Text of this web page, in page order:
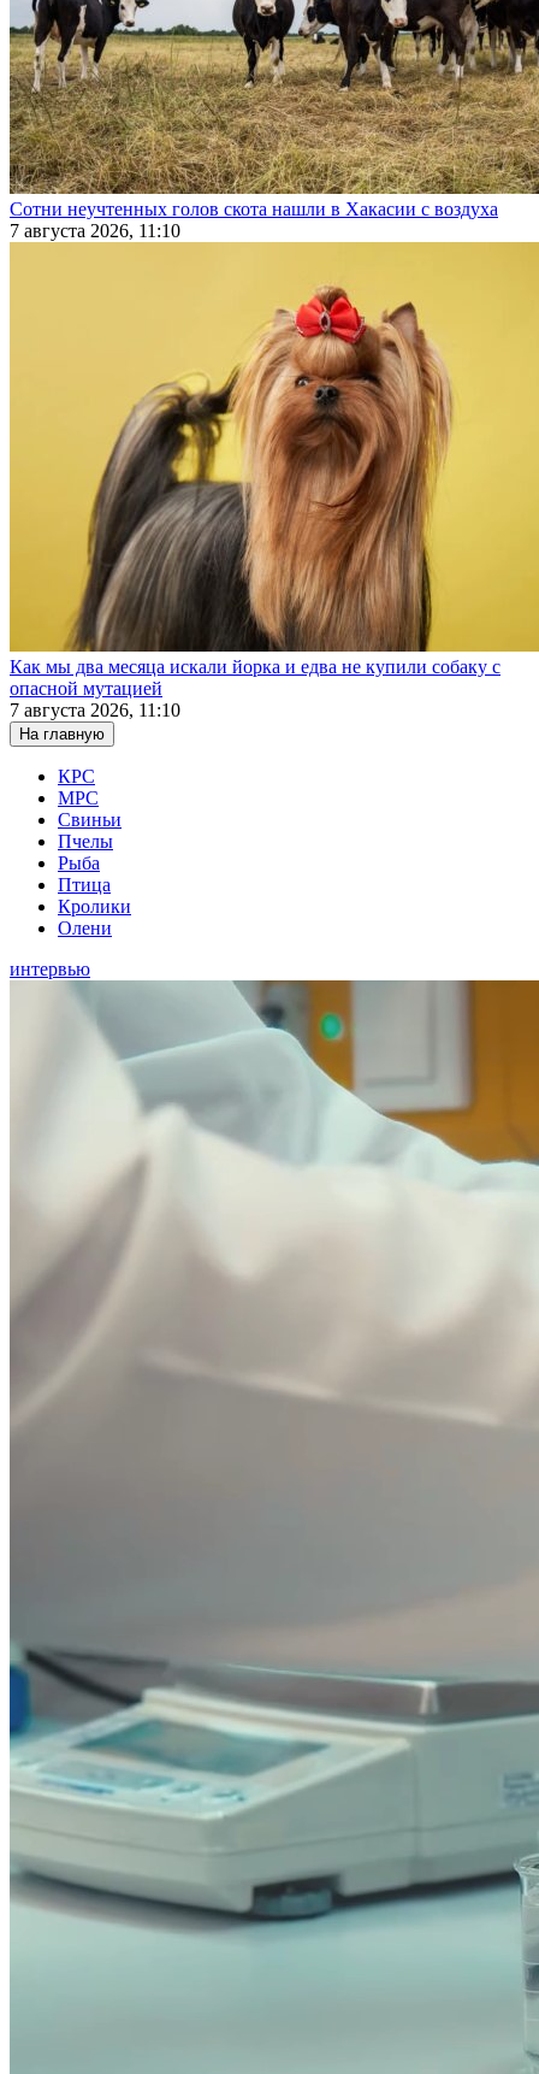
Сотни неучтенных голов скота нашли в Хакасии с воздуха
7 августа 2026, 11:10
Как мы два месяца искали йорка и едва не купили собаку с
опасной мутацией
7 августа 2026, 11:10
На главную
КРС
МРС
Свиньи
Пчелы
Рыба
Птица
Кролики
Олени
интервью